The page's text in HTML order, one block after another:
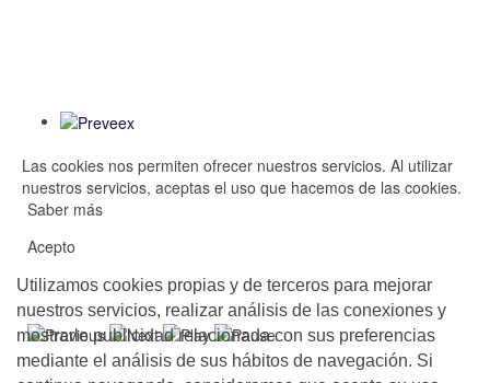
Las cookies nos permiten ofrecer nuestros servicios. Al utilizar
nuestros servicios, aceptas el uso que hacemos de las cookies.
Saber más
Acepto
Utilizamos cookies propias y de terceros para mejorar
nuestros servicios, realizar análisis de las conexiones y
mostrarle publicidad relacionada con sus preferencias
mediante el análisis de sus hábitos de navegación. Si